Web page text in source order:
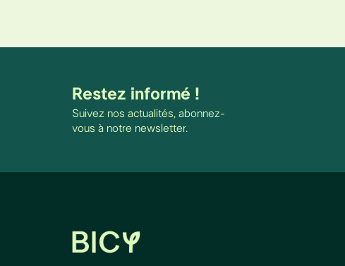
Restez informé !
Suivez nos actualités, abonnez-
vous à notre newsletter.